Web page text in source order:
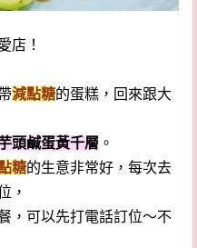
店！
減點糖的蛋糕，回來跟大
頭鹹蛋黃千層 。
糖的生意非常好，每次去
，
，可以先打電話訂位～不